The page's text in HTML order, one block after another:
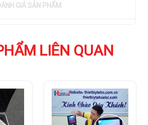
GIÁ SẢN PHẨM
LIÊN QUAN